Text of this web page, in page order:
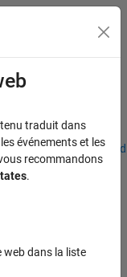
de nos bureaux
du menu
traduit dans
événements et les
recommandons
.
web dans la liste